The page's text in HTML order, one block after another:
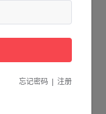
忘记密码 注册